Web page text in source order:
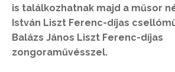
is találkozhatnak majd a műsor
István Liszt Ferenc-díjas
Balázs János Liszt Ferenc-díjas
zongoraművésszel.